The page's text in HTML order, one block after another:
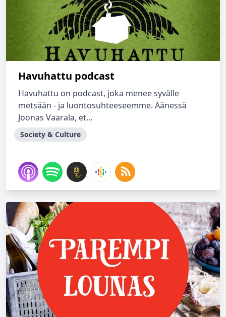
Havuhattu podcast
Havuhattu on podcast, joka menee syvälle
metsään - ja luontosuhteeseemme. Äänessä
Joonas Vaarala, et...
Society & Culture